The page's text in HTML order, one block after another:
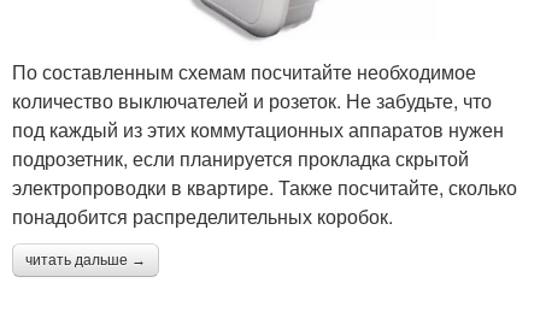
По составленным схемам посчитайте необходимое
количество выключателей и розеток. Не забудьте, что
под каждый из этих коммутационных аппаратов нужен
подрозетник, если планируется прокладка скрытой
электропроводки в квартире. Также посчитайте, сколько
понадобится распределительных коробок.
читать дальше →